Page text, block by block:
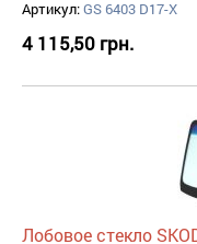
Артикул:GS 6403 D17-X
4 115,50 грн.
Лобовое стекло